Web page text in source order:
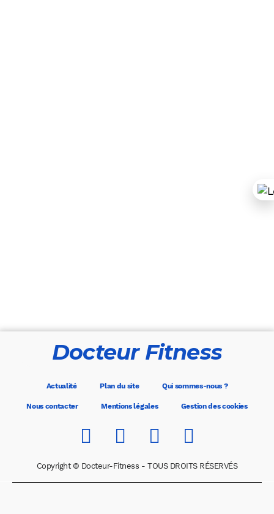
Docteur Fitness
Actualité Plan du site Qui sommes-nous ?
Nous contacter Mentions légales Gestion des cookies
Copyright © Docteur-Fitness - TOUS DROITS RÉSERVÉS